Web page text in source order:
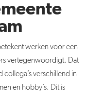
werken voor een
vertegenwoordigt. Dat
verschillend in
en hobby’s. Dit is